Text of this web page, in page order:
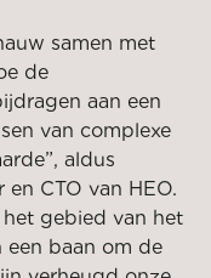
samen met
de
aan een
van complexe
aldus
CTO van HEO.
gebied van het
een baan om de